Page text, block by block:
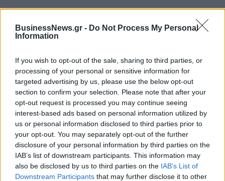
BusinessNews.gr - Do Not Process My Personal
Information
If you wish to opt-out of the sale, sharing to third parties, or
processing of your personal or sensitive information for
targeted advertising by us, please use the below opt-out
section to confirm your selection. Please note that after your
opt-out request is processed you may continue seeing
interest-based ads based on personal information utilized by
us or personal information disclosed to third parties prior to
your opt-out. You may separately opt-out of the further
disclosure of your personal information by third parties on the
IAB’s list of downstream participants. This information may
also be disclosed by us to third parties on the IAB’s List of
Downstream Participants that may further disclose it to other
ΡΟΗ ΕΙΔΗΣΕΩΝ
οικονομικού προγράμματος της ΕΛ.Α.Σ. στη
Θεσσαλονίκη
09/08/2026 - 10:03 ΠΟΛΙΤΙΚΗ
Κορυφώνεται η έξοδος του Αυγούστου – Πάνω από
56.000 επιβάτες αναχωρούν σήμερα από τα
λιμάνια της Αττικής
08/08/2026 - 14:30 ΕΛΛΑΔΑ
Δυτική Αττική: Η επόμενη ημέρα μετά τις πυρκαγιές
– Τα έργα Antinero και η «μάχη» πριν από τις